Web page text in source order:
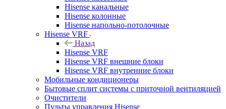
Hisense канальные
Hisense колонные
Hisense напольно-потолочные
Hisense VRF
Назад
Hisense VRF
Hisense VRF внешние блоки
Hisense VRF внутренние блоки
Мобильные кондиционеры
Бытовые сплит системы с приточной вентиляцией
Очистители
Пульты управления Hisense